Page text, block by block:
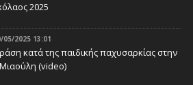
2025
05/2025 13:01
κατά της παιδικής παχυσαρκίας στην
(video)